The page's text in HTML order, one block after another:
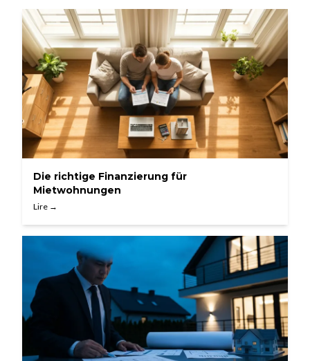
Die richtige Finanzierung für
Mietwohnungen
Lire →